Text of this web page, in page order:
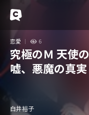
恋愛 6
究極のＭ 天使の
嘘、悪魔の真実
白井裕子